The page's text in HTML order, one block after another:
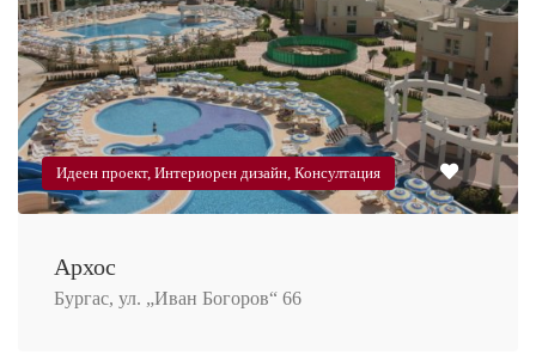
Идеен проект, Интериорен дизайн, Консултация
Архос
Бургас, ул. „Иван Богоров“ 66
X
КаквоНЕзнаете за
архитектурата?
Разберете
нашето НАПЪЛНО